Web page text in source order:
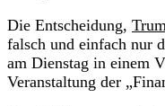
Die Entscheidung,
falsch und einfach nur
am Dienstag in einem
Veranstaltung der